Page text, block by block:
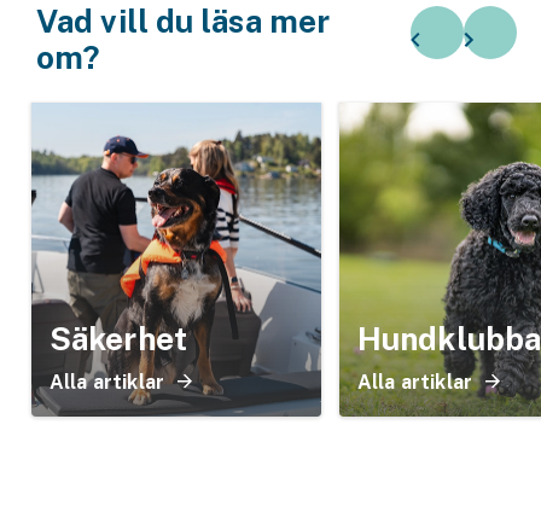
Gruppförsäkringar
Försäkring via förmedlare
Se alla försäkringar
Vad vill du läsa mer
om?
Säkerhet
Alla artiklar Alla artiklar